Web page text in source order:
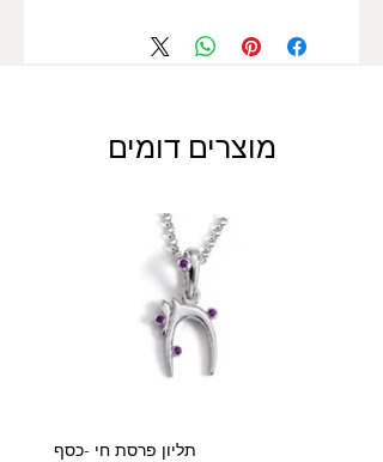
מוצרים דומים
תליון פרסת חי -כסף